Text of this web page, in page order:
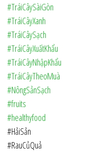
#TráiCâySàiGòn
#TráiCâyXanh
#TráiCâySạch
#TráiCâyXuấtKhẩu
#TráiCâyNhậpKhẩu
#TráiCâyTheoMuà
#NôngSảnSạch
#fruits
#healthyfood
#HảiSản
#RauCủQuả